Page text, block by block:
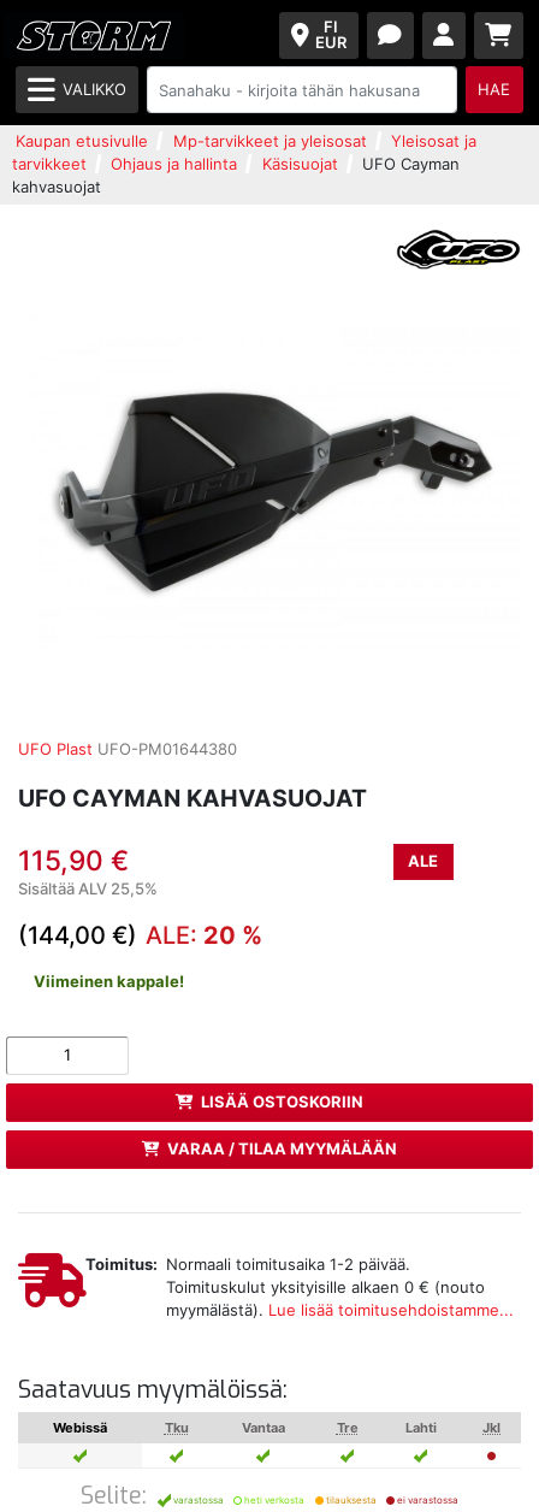
FI
EUR
VALIKKO HAE
Kaupan etusivulle Mp-tarvikkeet ja yleisosat
Yleisosat ja
tarvikkeet
Ohjaus ja hallinta Käsisuojat
UFO Cayman
kahvasuojat
UFO Plast UFO-PM01644380
UFO CAYMAN KAHVASUOJAT
115,90 €
ALE
Sisältää ALV 25,5%
(144,00 €) ALE: 20 %
Viimeinen kappale!
LISÄÄ OSTOSKORIIN
VARAA / TILAA MYYMÄLÄÄN
Toimitus: Normaali toimitusaika 1-2 päivää.
Toimituskulut yksityisille alkaen 0 € (nouto
myymälästä). Lue lisää toimitusehdoistamme...
Saatavuus myymälöissä:
Webissä Tku Vantaa Tre Lahti Jkl
Selite: varastossa heti verkosta tilauksesta ei varastossa